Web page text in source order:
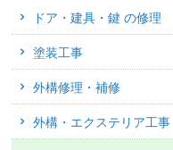
ドア・建具・鍵 の修理
塗装工事
外構修理・補修
外構・エクステリア工事